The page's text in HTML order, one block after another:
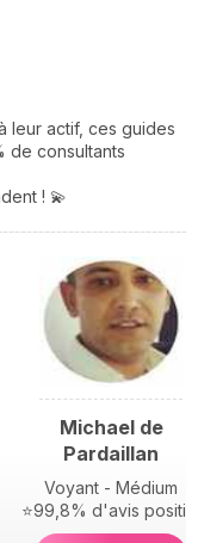
un
avenir.
!
leur actif, ces guides
de consultants
! 💫
Michael de
Pardaillan
Voyant - Médium
⭐99,8% d'avis positifs